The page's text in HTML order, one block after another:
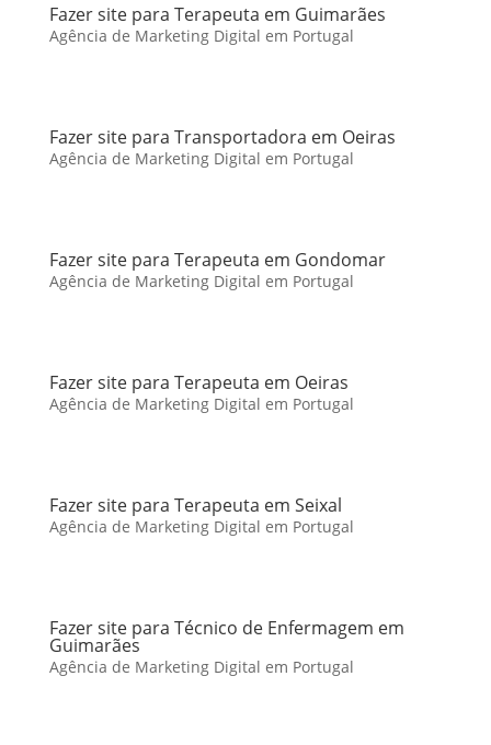
Fazer site para Terapeuta em Guimarães
Agência de Marketing Digital em Portugal
Fazer site para Transportadora em Oeiras
Agência de Marketing Digital em Portugal
Fazer site para Terapeuta em Gondomar
Agência de Marketing Digital em Portugal
Fazer site para Terapeuta em Oeiras
Agência de Marketing Digital em Portugal
Fazer site para Terapeuta em Seixal
Agência de Marketing Digital em Portugal
Fazer site para Técnico de Enfermagem em
Guimarães
Agência de Marketing Digital em Portugal